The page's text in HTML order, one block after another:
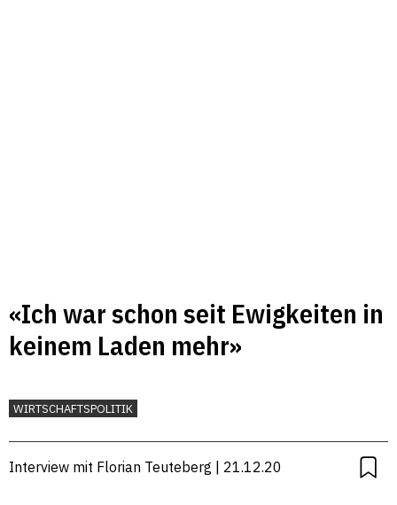
«Ich war schon seit Ewigkeiten in
keinem Laden mehr»
WIRTSCHAFTSPOLITIK
Interview mit Florian Teuteberg | 21.12.20